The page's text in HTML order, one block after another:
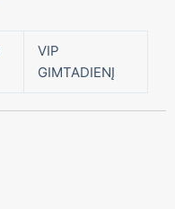
VIP
GIMTADIENĮ